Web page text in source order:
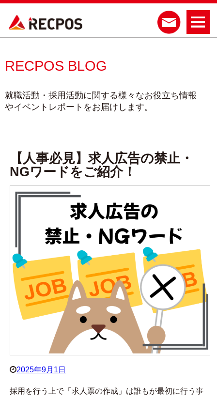
RECPOS BLOG
就職活動・採用活動に関する様々なお役立ち情報
やイベントレポートをお届けします。
【人事必見】求人広告の禁止・
NGワードをご紹介！
2025年9月1日
採用を行う上で「求人票の作成」は誰もが最初に行う事